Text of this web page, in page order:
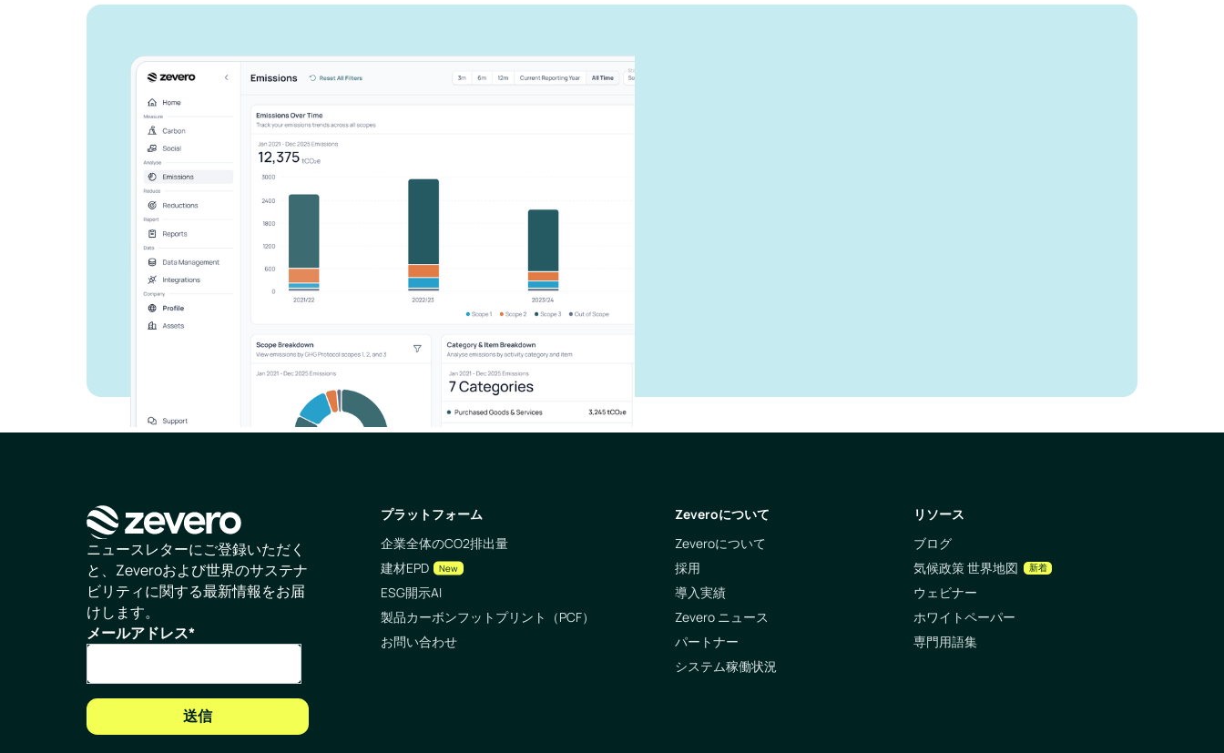
Zeveroがどのように報
告作業を効率化できる
か、ご紹介します。
ビジネスを成長させ、環境への影響を抑えま
しょう。
お問い合わせ
ホームページ
ニュースレターにご登録いただく
と、Zeveroおよび世界のサステナ
ビリティに関する最新情報をお届
けします。
メールアドレス*
プラットフォーム
企業全体のCO2排出量
建材EPD
New
ESG開示AI
製品カーボンフットプリント（PCF）
お問い合わせ
Zeveroについて
Zeveroについて
採用
導入実績
Zevero ニュース
パートナー
システム稼働状況
リソース
ブログ
気候政策 世界地図
新着
ウェビナー
ホワイトペーパー
専門用語集